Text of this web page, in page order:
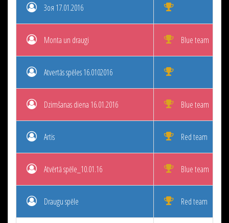
Зоя 17.01.2016
Monta un draugi Blue team
Atvertās spēles 16.0102016
Dzimšanas diena 16.01.2016 Blue team
Artis Red team
Atvērtā spēle_10.01.16 Blue team
Draugu spēle Red team